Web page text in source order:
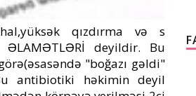
qızdırma və s
ƏLAMƏTLƏRİ deyildir. Bu
"boğazı gəldi"
antibiotiki həkimin deyil